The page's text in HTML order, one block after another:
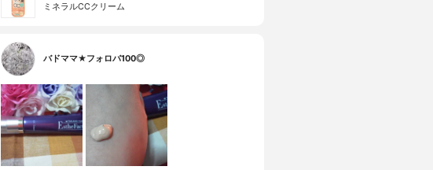
ミネラルCCクリーム
バドママ★フォロバ100◎